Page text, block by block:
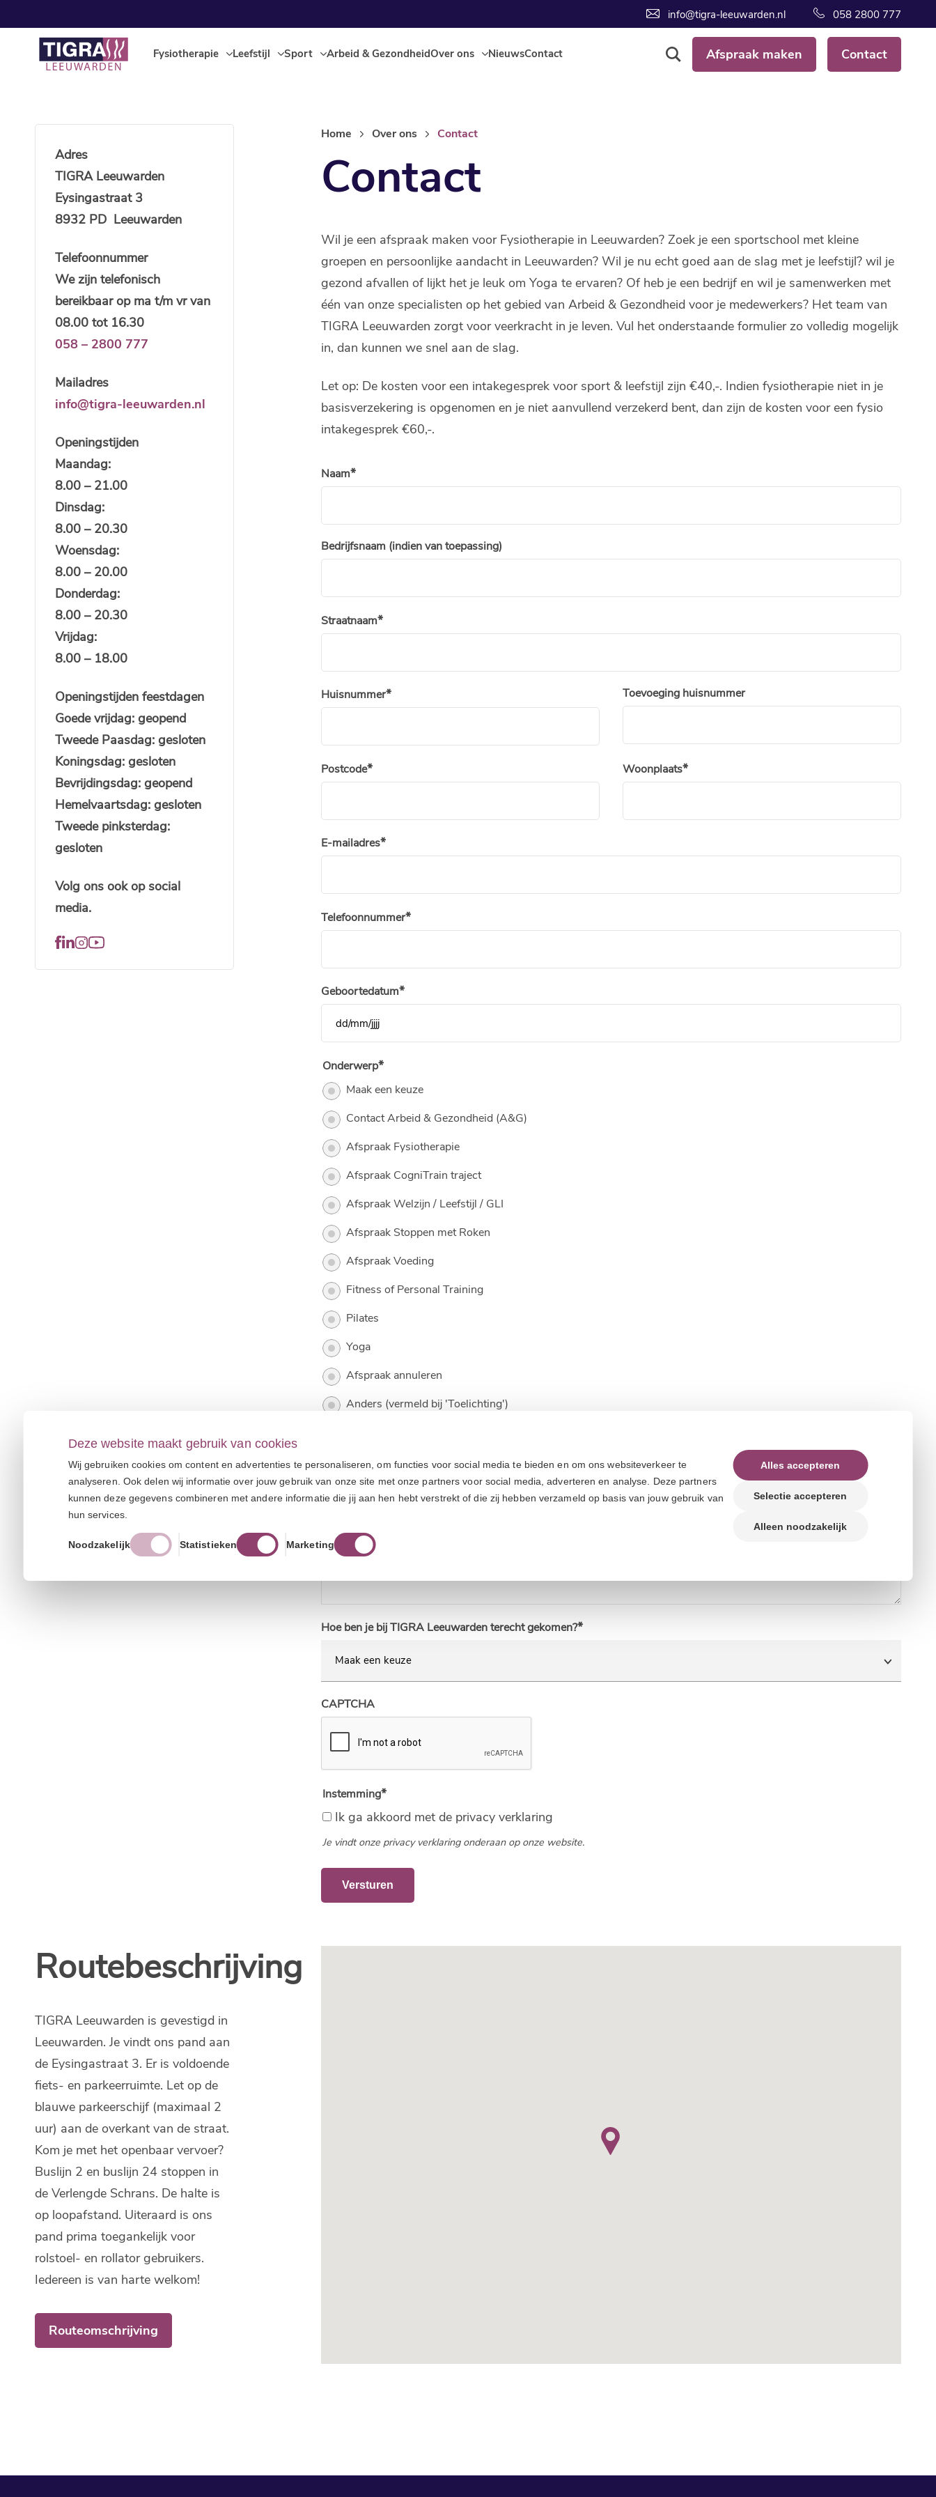
Deze website maakt gebruik van cookies
Wij gebruiken cookies om content en advertenties te personaliseren, om functies voor social media te bieden en om ons websiteverkeer te
analyseren. Ook delen wij informatie over jouw gebruik van onze site met onze partners voor social media, adverteren en analyse. Deze partners
kunnen deze gegevens combineren met andere informatie die jij aan hen hebt verstrekt of die zij hebben verzameld op basis van jouw gebruik van
hun services.
Noodzakelijk Statistieken Marketing
Alles accepteren
Selectie accepteren
Alleen noodzakelijk
info@tigra-leeuwarden.nl 058 2800 777
Fysiotherapie Leefstijl Sport Arbeid & GezondheidOver ons NieuwsContact Afspraak maken Contact
Adres
TIGRA Leeuwarden
Eysingastraat 3
8932 PD Leeuwarden
Telefoonnummer
We zijn telefonisch
bereikbaar op ma t/m vr van
08.00 tot 16.30
058 – 2800 777
Mailadres
info@tigra-leeuwarden.nl
Openingstijden
Maandag:
8.00 – 21.00
Dinsdag:
8.00 – 20.30
Woensdag:
8.00 – 20.00
Donderdag:
8.00 – 20.30
Vrijdag:
8.00 – 18.00
Openingstijden feestdagen
Goede vrijdag: geopend
Tweede Paasdag: gesloten
Koningsdag: gesloten
Bevrijdingsdag: geopend
Hemelvaartsdag: gesloten
Tweede pinksterdag:
gesloten
Volg ons ook op social
media.
Home Over ons Contact
Contact
Wil je een afspraak maken voor Fysiotherapie in Leeuwarden? Zoek je een sportschool met kleine
groepen en persoonlijke aandacht in Leeuwarden? Wil je nu echt goed aan de slag met je leefstijl? wil je
gezond afvallen of lijkt het je leuk om Yoga te ervaren? Of heb je een bedrijf en wil je samenwerken met
één van onze specialisten op het gebied van Arbeid & Gezondheid voor je medewerkers? Het team van
TIGRA Leeuwarden zorgt voor veerkracht in je leven. Vul het onderstaande formulier zo volledig mogelijk
in, dan kunnen we snel aan de slag.
Let op: De kosten voor een intakegesprek voor sport & leefstijl zijn €40,-. Indien fysiotherapie niet in je
basisverzekering is opgenomen en je niet aanvullend verzekerd bent, dan zijn de kosten voor een fysio
intakegesprek €60,-.
Naam
Bedrijfsnaam (indien van toepassing)
Straatnaam
Huisnummer Toevoeging huisnummer
Postcode Woonplaats
E-mailadres
Telefoonnummer
Geboortedatum
Onderwerp
Maak een keuze
Contact Arbeid & Gezondheid (A&G)
Afspraak Fysiotherapie
Afspraak CogniTrain traject
Afspraak Welzijn / Leefstijl / GLI
Afspraak Stoppen met Roken
Afspraak Voeding
Fitness of Personal Training
Pilates
Yoga
Afspraak annuleren
Anders (vermeld bij 'Toelichting')
Hoe ben je bij TIGRA Leeuwarden terecht gekomen?
CAPTCHA
Instemming
Ik ga akkoord met de privacy verklaring
Je vindt onze privacy verklaring onderaan op onze website.
Routebeschrijving
TIGRA Leeuwarden is gevestigd in
Leeuwarden. Je vindt ons pand aan
de Eysingastraat 3. Er is voldoende
fiets- en parkeerruimte. Let op de
blauwe parkeerschijf (maximaal 2
uur) aan de overkant van de straat.
Kom je met het openbaar vervoer?
Buslijn 2 en buslijn 24 stoppen in
de Verlengde Schrans. De halte is
op loopafstand. Uiteraard is ons
pand prima toegankelijk voor
rolstoel- en rollator gebruikers.
Iedereen is van harte welkom!
Routeomschrijving